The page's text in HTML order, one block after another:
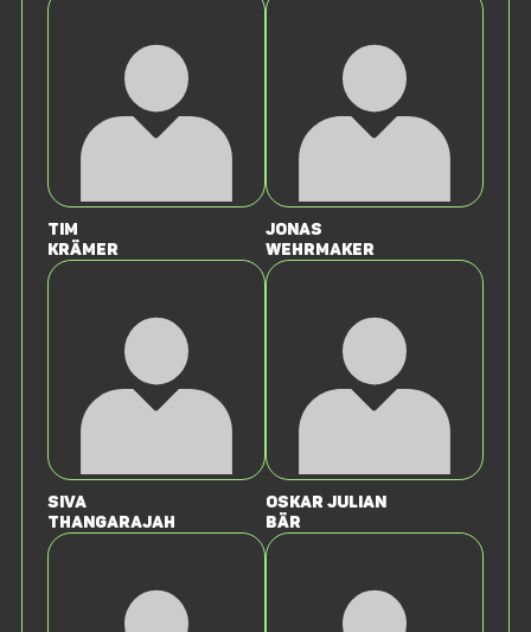
Tim
Krämer
Jonas
Wehrmaker
Siva
Thangarajah
Oskar Julian
Bär